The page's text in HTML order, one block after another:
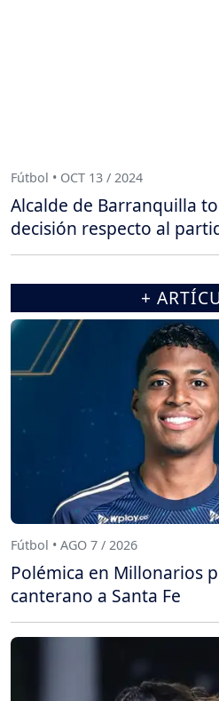
Fútbol • OCT 13 / 2024
Alcalde de Barranquilla
decisión respecto al
+
Fútbol • AGO 7 / 2026
Polémica en Millonarios
canterano a Santa Fe